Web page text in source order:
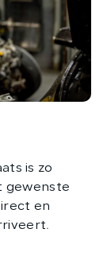
is zo
gewenste
en